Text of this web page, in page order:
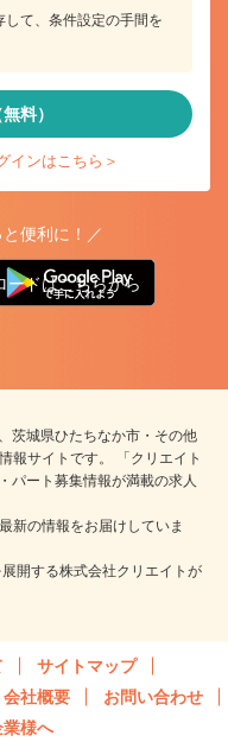
て、条件設定の手間を
料）
インはこちら＞
便利に！／
ードはこちらから
茨城県ひたちなか市・その他
報サイトです。 「クリエイト
パート募集情報が満載の求人
新の情報をお届けしていま
開する株式会社クリエイトが
サイトマップ
会社概要
お問い合わせ
様へ